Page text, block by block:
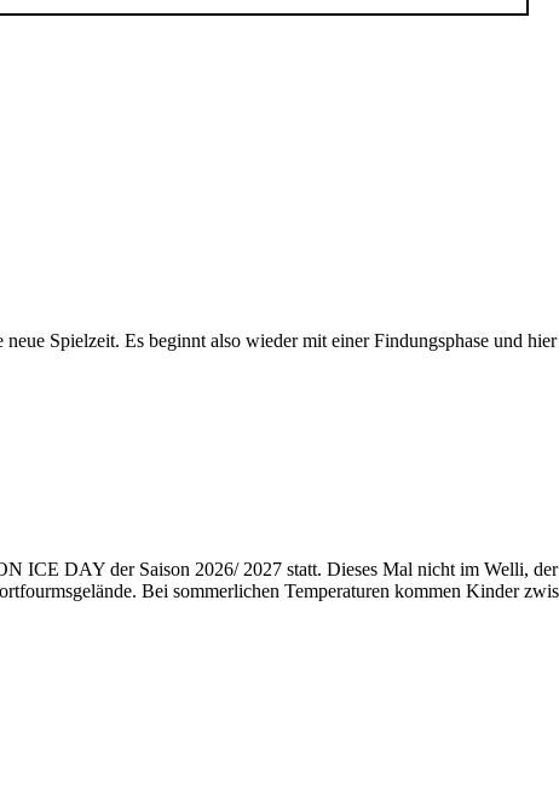
Spielzeit. Es beginnt also wieder mit einer Findungsphase und
ICE DAY der Saison 2026/ 2027 statt. Dieses Mal nicht im Welli, der
Bei sommerlichen Temperaturen kommen Kinder